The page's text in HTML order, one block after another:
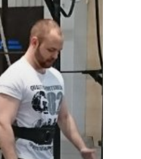
Osallistu
EN
RU